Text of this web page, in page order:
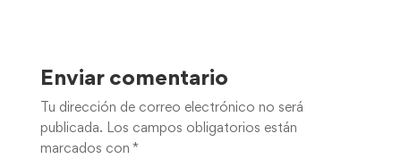
Enviar comentario
Tu dirección de correo electrónico no será
publicada. Los campos obligatorios están
marcados con *